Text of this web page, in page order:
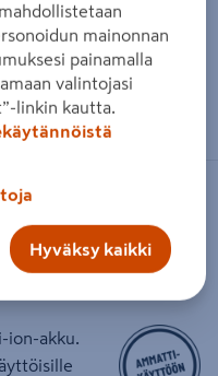
kosketusnäytöllä
ion-akku.
mainonnan
painamalla
valintojasi
linkin kautta.
Hyväksy kaikki